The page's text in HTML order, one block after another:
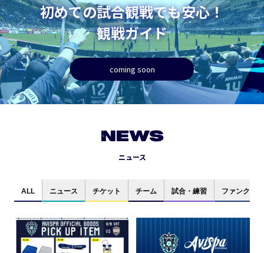
初めての試合観戦でも安心！
観戦ガイド
coming soon
NEWS
ニュース
ALL ニュース チケット チーム 試合・練習 ファンクラブ